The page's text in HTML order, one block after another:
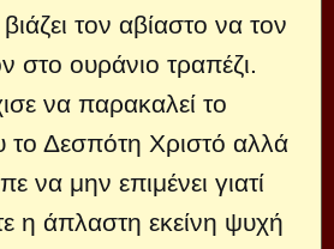
τον αβίαστο να τον
στο ουράνιο τραπέζι.
να παρακαλεί το
το Δεσπότη Χριστό αλλά
να μην επιμένει γιατί
η άπλαστη εκείνη ψυχή